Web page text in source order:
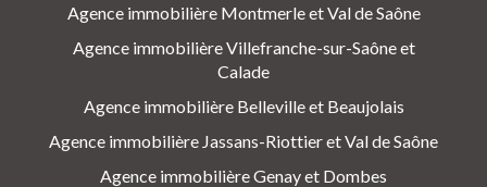
Agence immobilière Montmerle et Val de Saône
Agence immobilière Villefranche-sur-Saône et
Calade
Agence immobilière Belleville et Beaujolais
Agence immobilière Jassans-Riottier et Val de Saône
Agence immobilière Genay et Dombes